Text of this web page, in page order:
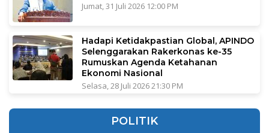
Jumat, 31 Juli 2026 12:00 PM
Hadapi Ketidakpastian Global, APINDO
Selenggarakan Rakerkonas ke-35
Rumuskan Agenda Ketahanan
Ekonomi Nasional
Selasa, 28 Juli 2026 21:30 PM
POLITIK